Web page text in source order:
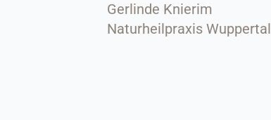
Gerlinde Knierim
Naturheilpraxis Wuppertal